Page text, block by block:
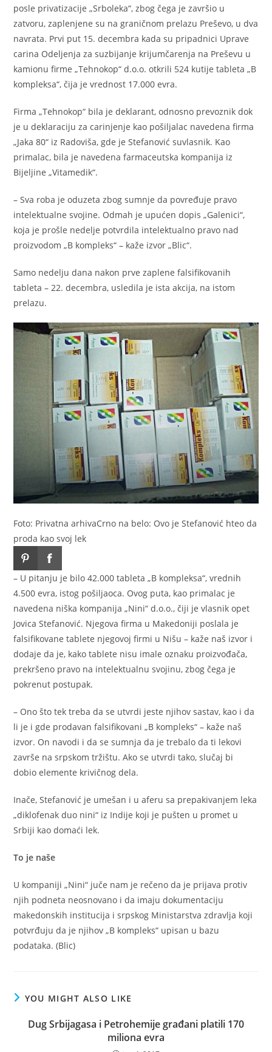
posle privatizacije „Srboleka“, zbog čega je završio u
zatvoru, zaplenjene su na graničnom prelazu Preševo, u dva
navrata. Prvi put 15. decembra kada su pripadnici Uprave
carina Odeljenja za suzbijanje krijumčarenja na Preševu u
kamionu firme „Tehnokop“ d.o.o. otkrili 524 kutije tableta „B
kompleksa“, čija je vrednost 17.000 evra.
Firma „Tehnokop“ bila je deklarant, odnosno prevoznik dok
je u deklaraciju za carinjenje kao pošiljalac navedena firma
„Jaka 80“ iz Radoviša, gde je Stefanović suvlasnik. Kao
primalac, bila je navedena farmaceutska kompanija iz
Bijeljine „Vitamedik“.
– Sva roba je oduzeta zbog sumnje da povređuje pravo
intelektualne svojine. Odmah je upućen dopis „Galenici“,
koja je prošle nedelje potvrdila intelektualno pravo nad
proizvodom „B kompleks“ – kaže izvor „Blic“.
Samo nedelju dana nakon prve zaplene falsifikovanih
tableta – 22. decembra, usledila je ista akcija, na istom
prelazu.
Foto: Privatna arhivaCrno na belo: Ovo je Stefanović hteo da
proda kao svoj lek
– U pitanju je bilo 42.000 tableta „B kompleksa“, vrednih
4.500 evra, istog pošiljaoca. Ovog puta, kao primalac je
navedena niška kompanija „Nini“ d.o.o., čiji je vlasnik opet
Jovica Stefanović. Njegova firma u Makedoniji poslala je
falsifikovane tablete njegovoj firmi u Nišu – kaže naš izvor i
dodaje da je, kako tablete nisu imale oznaku proizvođača,
prekršeno pravo na intelektualnu svojinu, zbog čega je
pokrenut postupak.
– Ono što tek treba da se utvrdi jeste njihov sastav, kao i da
li je i gde prodavan falsifikovani „B kompleks“ – kaže naš
izvor. On navodi i da se sumnja da je trebalo da ti lekovi
završe na srpskom tržištu. Ako se utvrdi tako, slučaj bi
dobio elemente krivičnog dela.
Inače, Stefanović je umešan i u aferu sa prepakivanjem leka
„diklofenak duo nini“ iz Indije koji je pušten u promet u
Srbiji kao domaći lek.
To je naše
U kompaniji „Nini“ juče nam je rečeno da je prijava protiv
njih podneta neosnovano i da imaju dokumentaciju
makedonskih institucija i srpskog Ministarstva zdravlja koji
potvrđuju da je njihov „B kompleks“ upisan u bazu
podataka. (Blic)
YOU MIGHT ALSO LIKE
Dug Srbijagasa i Petrohemije građani platili 170
miliona evra